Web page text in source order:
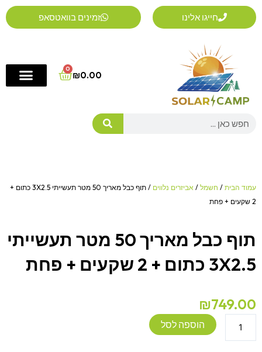
דילוג
לתוכן
חייגו אלינו זמינים בוואטסאפ
₪0.00
0
Cart
Search
עמוד הבית / חשמל / אביזרים נלווים
/ תוף כבל מאריך 50 מטר תעשייתי 3X2.5 כתום +
2 שקעים + פחת
תוף כבל מאריך 50 מטר תעשייתי
3X2.5 כתום + 2 שקעים + פחת
₪749.00
הוספה לסל